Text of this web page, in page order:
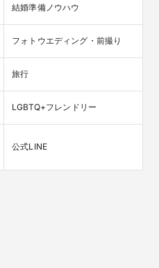
結婚準備ノウハウ
フォトウエディング・前撮り
旅行
LGBTQ+フレンドリー
公式LINE